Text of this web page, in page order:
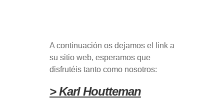
A continuación os dejamos el link a
su sitio web, esperamos que
disfrutéis tanto como nosotros:
> Karl Houtteman